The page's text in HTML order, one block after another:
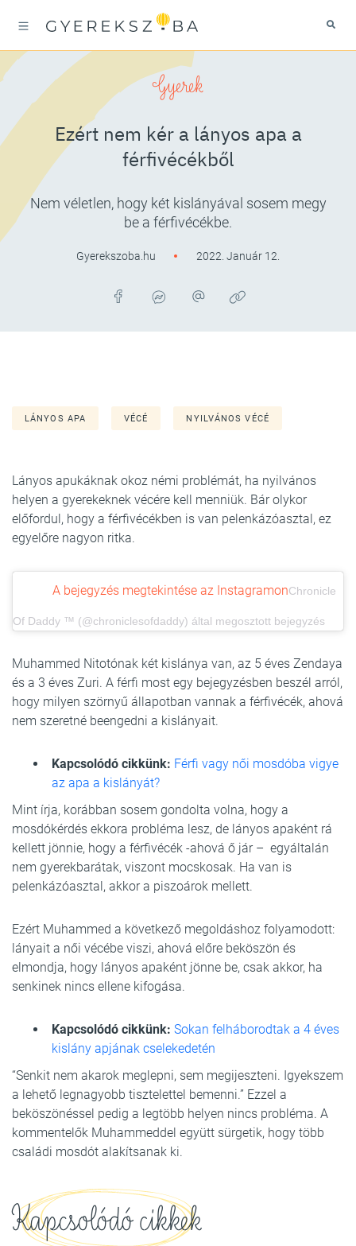
Gyerek
Ezért nem kér a lányos apa a
férfivécékből
Nem véletlen, hogy két kislányával sosem megy
be a férfivécékbe.
Gyerekszoba.hu 2022. Január 12.
LÁNYOS APA VÉCÉ NYILVÁNOS VÉCÉ
Lányos apukáknak okoz némi problémát, ha nyilvános
helyen a gyerekeknek vécére kell menniük. Bár olykor
előfordul, hogy a férfivécékben is van pelenkázóasztal, ez
egyelőre nagyon ritka.
A bejegyzés megtekintése az InstagramonChronicle
Of Daddy ™ (@chroniclesofdaddy) által megosztott bejegyzés
Muhammed Nitotónak két kislánya van, az 5 éves Zendaya
és a 3 éves Zuri. A férfi most egy bejegyzésben beszél arról,
hogy milyen szörnyű állapotban vannak a férfivécék, ahová
nem szeretné beengedni a kislányait.
Kapcsolódó cikkünk: Férfi vagy női mosdóba vigye
az apa a kislányát?
Mint írja, korábban sosem gondolta volna, hogy a
mosdókérdés ekkora probléma lesz, de lányos apaként rá
kellett jönnie, hogy a férfivécék -ahová ő jár – egyáltalán
nem gyerekbarátak, viszont mocskosak. Ha van is
pelenkázóasztal, akkor a piszoárok mellett.
Ezért Muhammed a következő megoldáshoz folyamodott:
lányait a női vécébe viszi, ahová előre beköszön és
elmondja, hogy lányos apaként jönne be, csak akkor, ha
senkinek nincs ellene kifogása.
Kapcsolódó cikkünk: Sokan felháborodtak a 4 éves
kislány apjának cselekedetén
“Senkit nem akarok meglepni, sem megijeszteni. Igyekszem
a lehető legnagyobb tisztelettel bemenni.” Ezzel a
beköszönéssel pedig a legtöbb helyen nincs probléma. A
kommentelők Muhammeddel együtt sürgetik, hogy több
családi mosdót alakítsanak ki.
Kapcsolódó cikkek